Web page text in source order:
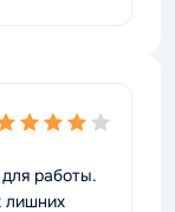
работы.
лишних